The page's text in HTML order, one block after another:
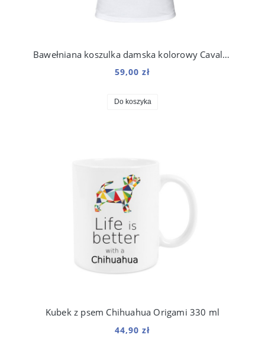
Bawełniana koszulka damska kolorowy Cavalier Spaniel
59,00 zł
Do koszyka
Kubek z psem Chihuahua Origami 330 ml
44,90 zł